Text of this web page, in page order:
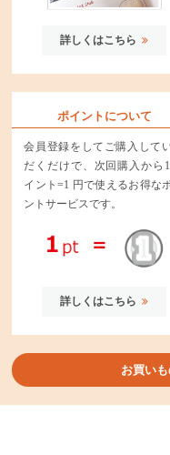
詳しくはこちら
ポイントについて
会員登録をしてご購入して
だくだけで、次回購入から
イント=1 円で使えるお得な
ントサービスです。
詳しくはこちら
お買い